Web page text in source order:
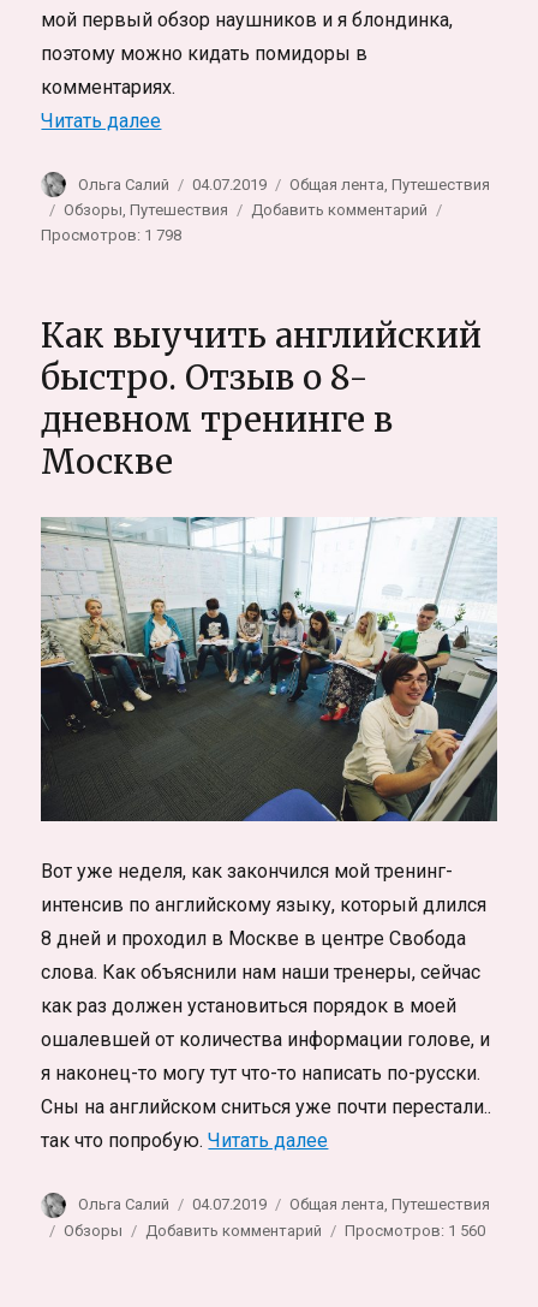
мой первый обзор наушников и я блондинка,
поэтому можно кидать помидоры в
комментариях.
Читать далее«Какие наушники купить в подарок
Автор
Ольга Салий Опубликовано
04.07.2019 Рубрики
Общая лента,Путешествия
Метки
Обзоры,Путешествия Добавить комментарий
в
Просмотров: 1 798
Как выучить английский
быстро. Отзыв о 8-
дневном тренинге в
Москве
Вот уже неделя, как закончился мой тренинг-
интенсив по английскому языку, который длился
8 дней и проходил в Москве в центре Свобода
слова. Как объяснили нам наши тренеры, сейчас
как раз должен установиться порядок в моей
ошалевшей от количества информации голове, и
я наконец-то могу тут что-то написать по-русски.
Сны на английском сниться уже почти перестали..
так что попробую.Читать далее«Как выучить
Автор
Ольга Салий Опубликовано
04.07.2019 Рубрики
Общая лента,Путешествия
Метки
Обзоры Добавить комментарий Просмотров: 1 560